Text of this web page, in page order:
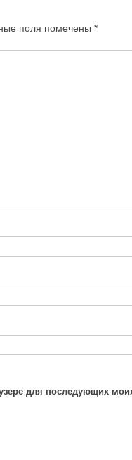
поля помечены *
для последующих